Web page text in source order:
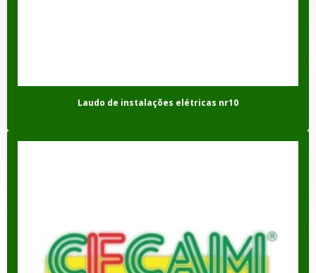
Laudo de instalações elétricas nr10